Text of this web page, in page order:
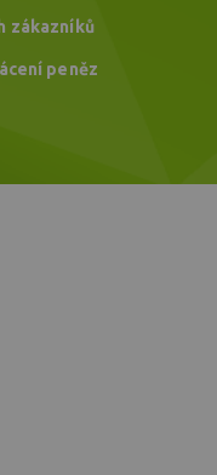
zákazníků
peněz